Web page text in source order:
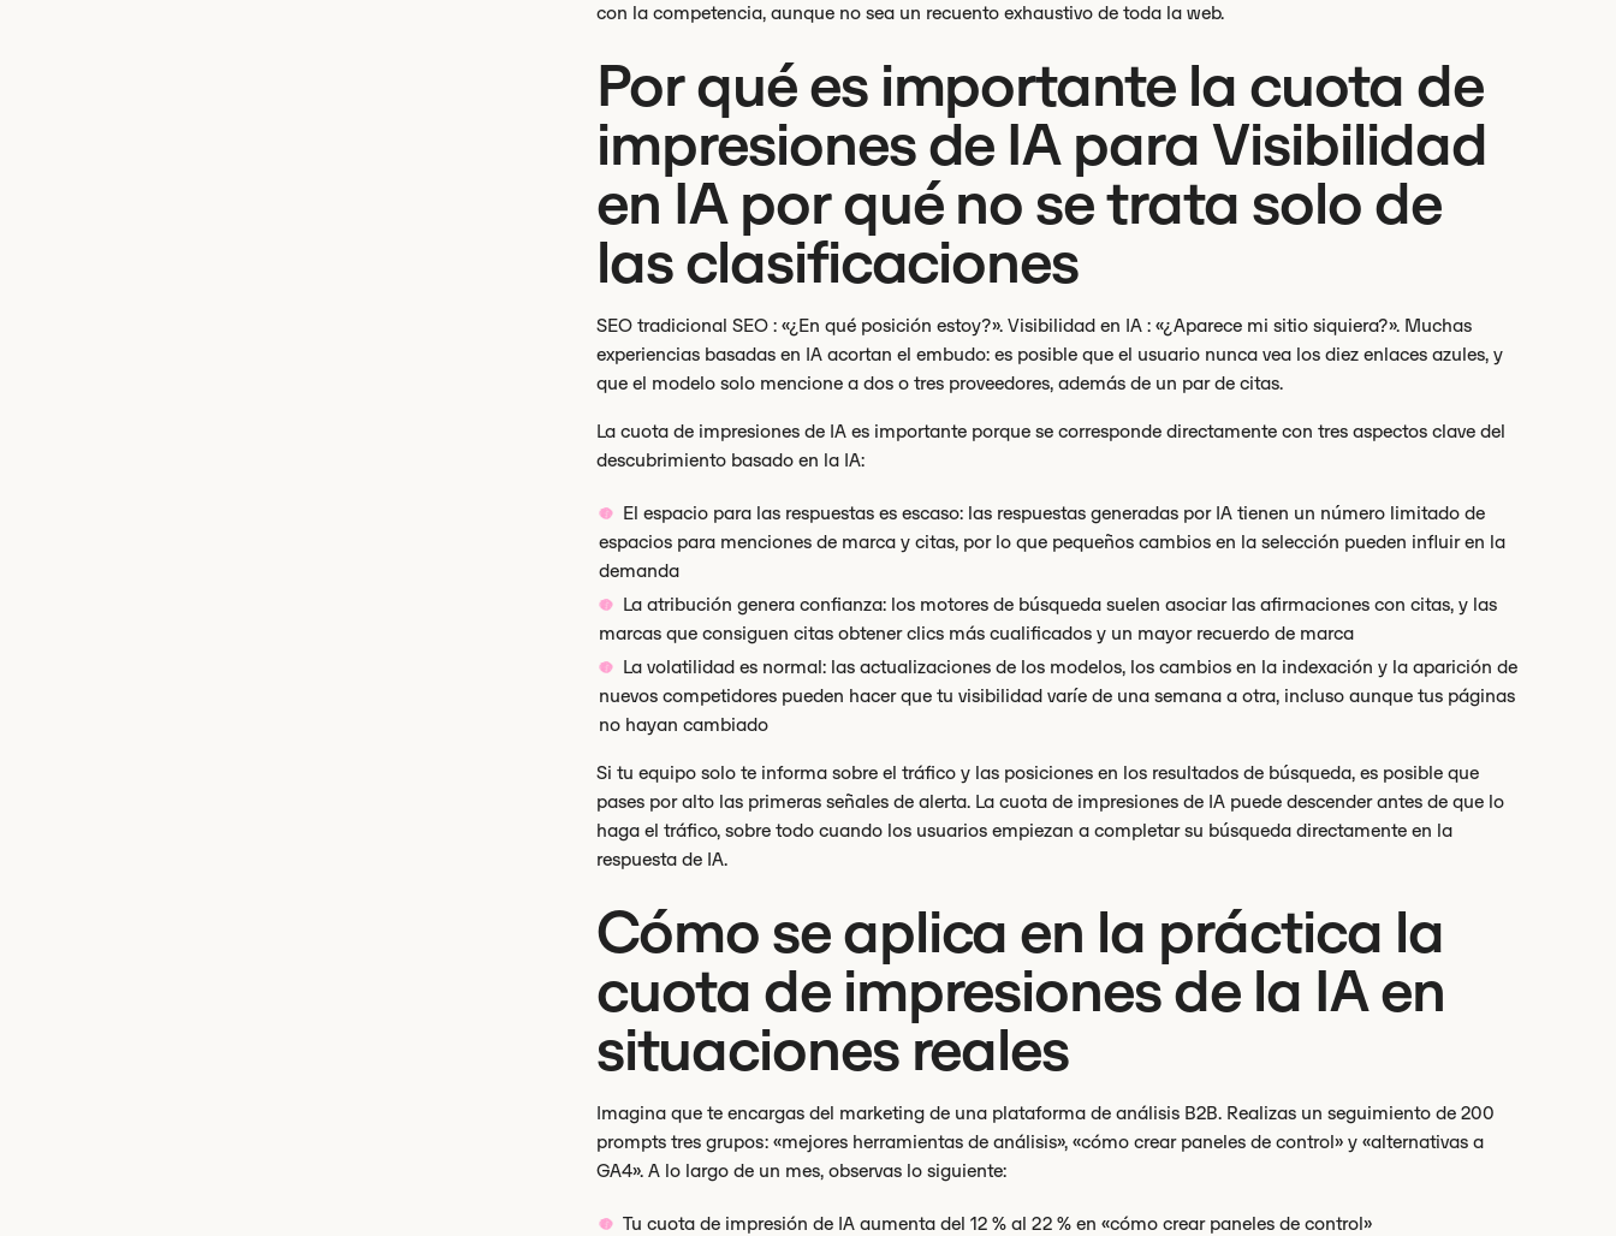
con la competencia, aunque no sea un recuento exhaustivo de toda la web.
Por qué es importante la cuota de
impresiones de IA para Visibilidad
en IA por qué no se trata solo de
las clasificaciones
SEO tradicional SEO : «¿En qué posición estoy?». Visibilidad en IA : «¿Aparece mi sitio siquiera?». Muchas
experiencias basadas en IA acortan el embudo: es posible que el usuario nunca vea los diez enlaces azules, y
que el modelo solo mencione a dos o tres proveedores, además de un par de citas.
La cuota de impresiones de IA es importante porque se corresponde directamente con tres aspectos clave del
descubrimiento basado en la IA:
El espacio para las respuestas es escaso: las respuestas generadas por IA tienen un número limitado de
espacios para menciones de marca y citas, por lo que pequeños cambios en la selección pueden influir en la
demanda
La atribución genera confianza: los motores de búsqueda suelen asociar las afirmaciones con citas, y las
marcas que consiguen citas obtener clics más cualificados y un mayor recuerdo de marca
La volatilidad es normal: las actualizaciones de los modelos, los cambios en la indexación y la aparición de
nuevos competidores pueden hacer que tu visibilidad varíe de una semana a otra, incluso aunque tus páginas
no hayan cambiado
Si tu equipo solo te informa sobre el tráfico y las posiciones en los resultados de búsqueda, es posible que
pases por alto las primeras señales de alerta. La cuota de impresiones de IA puede descender antes de que lo
haga el tráfico, sobre todo cuando los usuarios empiezan a completar su búsqueda directamente en la
respuesta de IA.
Cómo se aplica en la práctica la
cuota de impresiones de la IA en
situaciones reales
Imagina que te encargas del marketing de una plataforma de análisis B2B. Realizas un seguimiento de 200
prompts tres grupos: «mejores herramientas de análisis», «cómo crear paneles de control» y «alternativas a
GA4». A lo largo de un mes, observas lo siguiente:
Tu cuota de impresión de IA aumenta del 12 % al 22 % en «cómo crear paneles de control»